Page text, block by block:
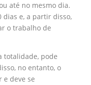
até no mesmo dia.
dias e, a partir disso,
o trabalho de
totalidade, pode
no entanto, o
e deve se